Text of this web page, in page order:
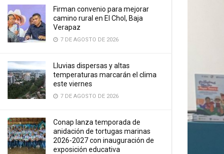
Firman convenio para mejorar
camino rural en El Chol, Baja
Verapaz
7 DE AGOSTO DE 2026
Lluvias dispersas y altas
temperaturas marcarán el clima
este viernes
7 DE AGOSTO DE 2026
Conap lanza temporada de
anidación de tortugas marinas
2026-2027 con inauguración de
exposición educativa